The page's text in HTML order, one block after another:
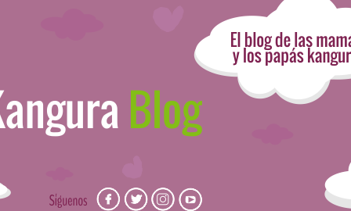
anécdotas de porteo, sorteos, concursos, artículos,